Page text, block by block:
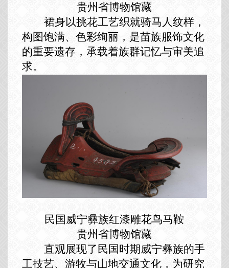
贵州省博物馆藏
裙身以挑花工艺织就骑马人纹样，
构图饱满、色彩绚丽，是苗族服饰文化
的重要遗存，承载着族群记忆与审美追
求。
民国威宁彝族红漆雕花鸟马鞍
贵州省博物馆藏
直观展现了民国时期威宁彝族的手
工技艺、游牧与山地交通文化，为研究